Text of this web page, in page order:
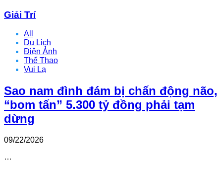
Giải Trí
All
Du Lịch
Điện Ảnh
Thể Thao
Vui Lạ
Sao nam đình đám bị chấn động não,
“bom tấn” 5.300 tỷ đồng phải tạm
dừng
09/22/2026
…